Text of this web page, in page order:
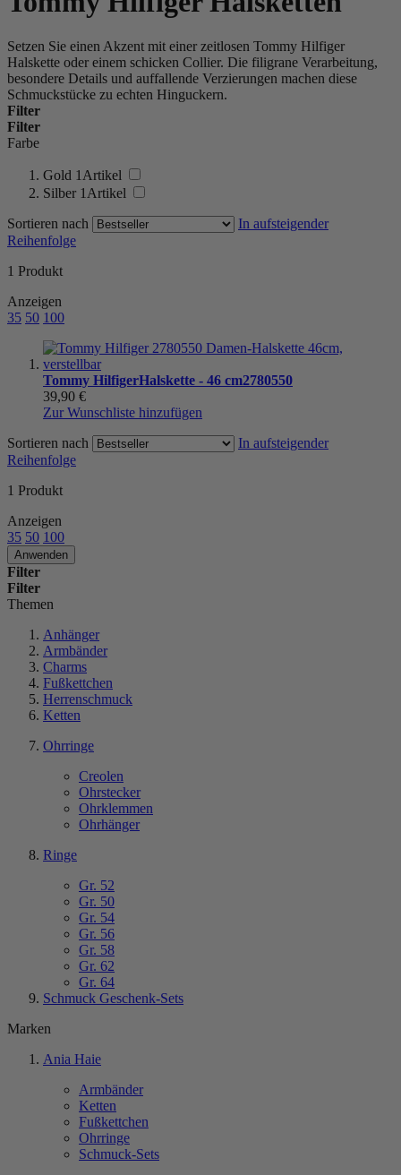
Setzen Sie einen Akzent mit einer zeitlosen Tommy Hilfiger
Halskette oder einem schicken Collier. Die filigrane Verarbeitung,
besondere Details und auffallende Verzierungen machen diese
Schmuckstücke zu echten Hinguckern.
Filter
Filter
Farbe
Gold 1 Artikel
Silber 1 Artikel
Sortieren nach
In aufsteigender
Reihenfolge
1 Produkt
Anzeigen
35 50 100
Tommy HilfigerHalskette - 46 cm2780550
39,90 €
Zur Wunschliste hinzufügen
Sortieren nach
In aufsteigender
Reihenfolge
1 Produkt
Anzeigen
35 50 100
Anwenden
Filter
Filter
Themen
Anhänger
Armbänder
Charms
Fußkettchen
Herrenschmuck
Ketten
Ohrringe
Creolen
Ohrstecker
Ohrklemmen
Ohrhänger
Ringe
Gr. 52
Gr. 50
Gr. 54
Gr. 56
Gr. 58
Gr. 62
Gr. 64
Schmuck Geschenk-Sets
Marken
Ania Haie
Armbänder
Ketten
Fußkettchen
Ohrringe
Schmuck-Sets